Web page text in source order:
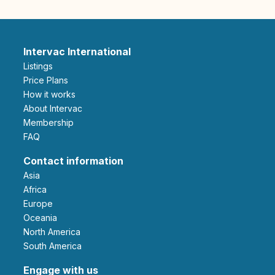
Intervac International
Listings
Price Plans
How it works
About Intervac
Membership
FAQ
Contact information
Asia
Africa
Europe
Oceania
North America
South America
Engage with us